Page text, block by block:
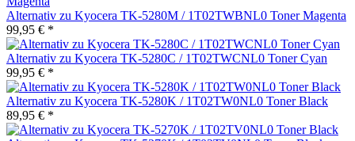
Alternativ zu Kyocera TK-5280M / 1T02TWBNL0 Toner Magenta
99,95 € *
Alternativ zu Kyocera TK-5280C / 1T02TWCNL0 Toner Cyan
99,95 € *
Alternativ zu Kyocera TK-5280K / 1T02TW0NL0 Toner Black
89,95 € *